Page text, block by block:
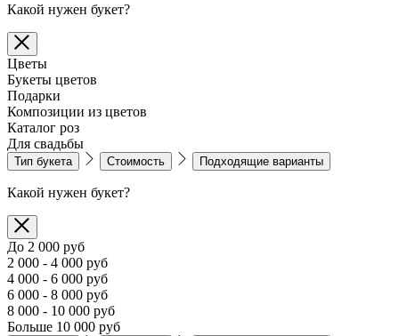
Какой нужен букет?
Цветы
Букеты цветов
Подарки
Композиции из цветов
Каталог роз
Для свадьбы
Тип букета Стоимость Подходящие варианты
Какой нужен букет?
До 2 000 руб
2 000 - 4 000 руб
4 000 - 6 000 руб
6 000 - 8 000 руб
8 000 - 10 000 руб
Больше 10 000 руб